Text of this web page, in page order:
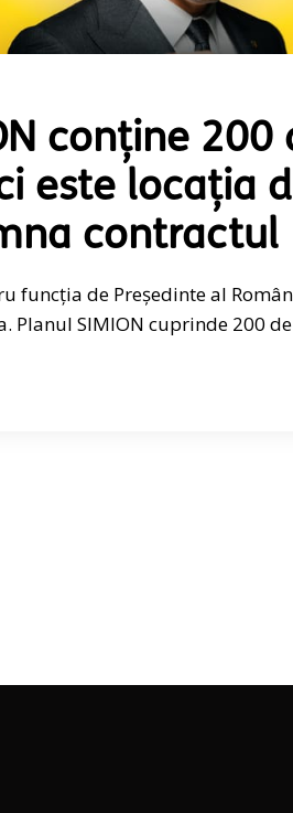
conține 200
este locația
contractul
funcția de Președinte al
Planul SIMION cuprinde 200